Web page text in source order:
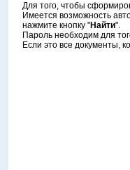
Для того, чтобы
Имеется возможность
нажмите кнопку "Найти".
Пароль необходим для
Если это все документы,